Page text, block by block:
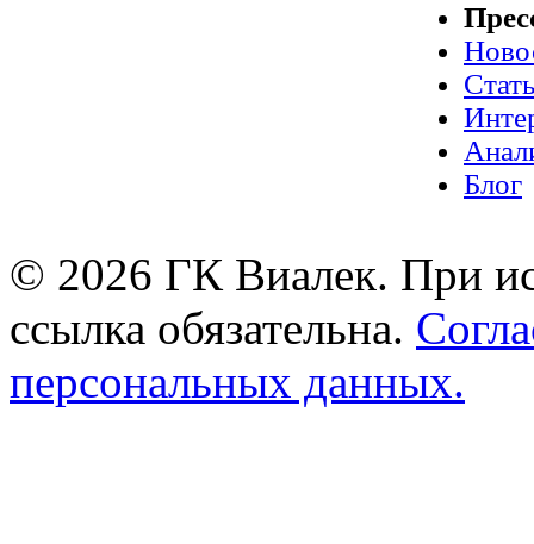
Блог
© 2026 ГК Виалек. При
ссылка обязательна.
персональных данных.